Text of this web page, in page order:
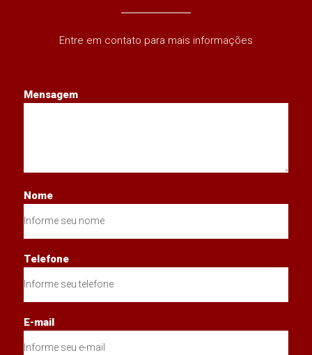
Entre em contato para mais informações
Mensagem
Nome
Telefone
E-mail